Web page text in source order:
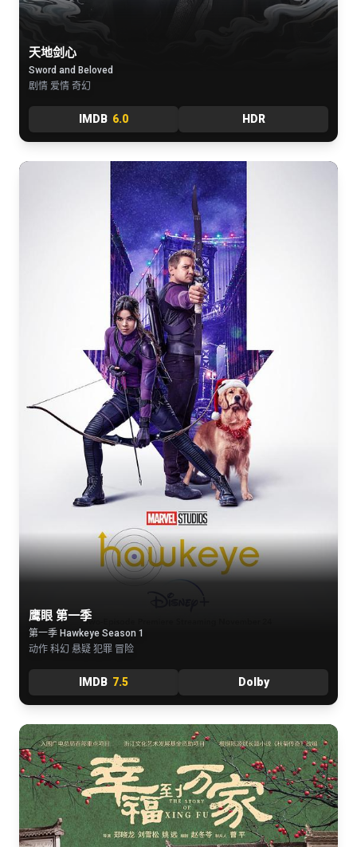
天地剑心
Sword and Beloved
剧情 爱情 奇幻
IMDB 6.0 HDR
鹰眼 第一季
第一季 Hawkeye Season 1
动作 科幻 悬疑 犯罪 冒险
IMDB 7.5 Dolby